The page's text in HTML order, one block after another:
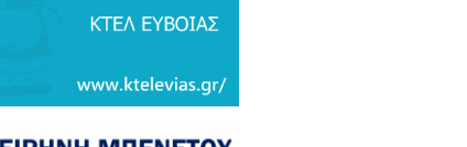
του Μητσοτάκη, στο
ο Εισαγγελέας του